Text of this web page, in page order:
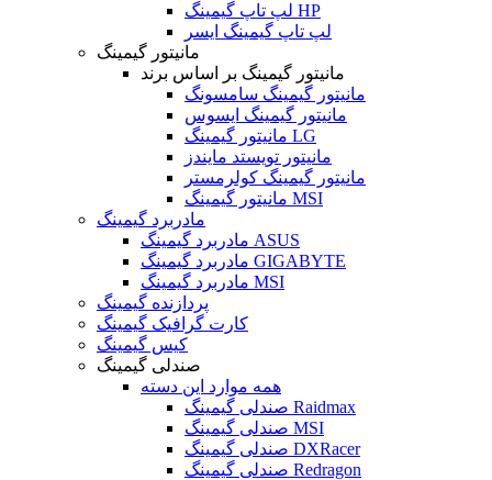
لپ تاپ گیمینگ HP
لپ تاپ گیمینگ ایسر
مانیتور گیمینگ
مانیتور گیمینگ بر اساس برند
مانیتور گیمینگ سامسونگ
مانیتور گیمینگ ایسوس
مانیتور گیمینگ LG
مانیتور تویستد مایندز
مانیتور گیمینگ کولرمستر
مانیتور گیمینگ MSI
مادربرد گیمینگ
مادربرد گیمینگ ASUS
مادربرد گیمینگ GIGABYTE
مادربرد گیمینگ MSI
پردازنده گیمینگ
کارت گرافیک گیمینگ
کیس گیمینگ
صندلی گیمینگ
همه موارد این دسته
صندلی گیمینگ Raidmax
صندلی گیمینگ MSI
صندلی گیمینگ DXRacer
صندلی گیمینگ Redragon